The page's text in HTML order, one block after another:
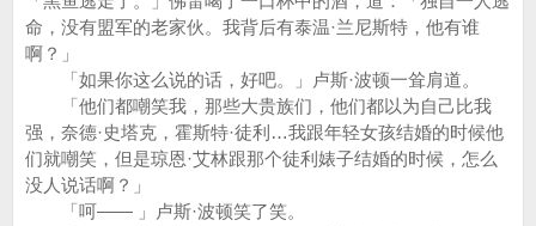
命，没有盟军的老家伙。我背后有泰温·兰尼斯特，他有谁
啊？」
「如果你这么说的话，好吧。」卢斯·波顿一耸肩道。
「他们都嘲笑我，那些大贵族们，他们都以为自己比我
强，奈德·史塔克，霍斯特·徒利…我跟年轻女孩结婚的时候他
们就嘲笑，但是琼恩·艾林跟那个徒利婊子结婚的时候，怎么
没人说话啊？」
「呵—— 」卢斯·波顿笑了笑。